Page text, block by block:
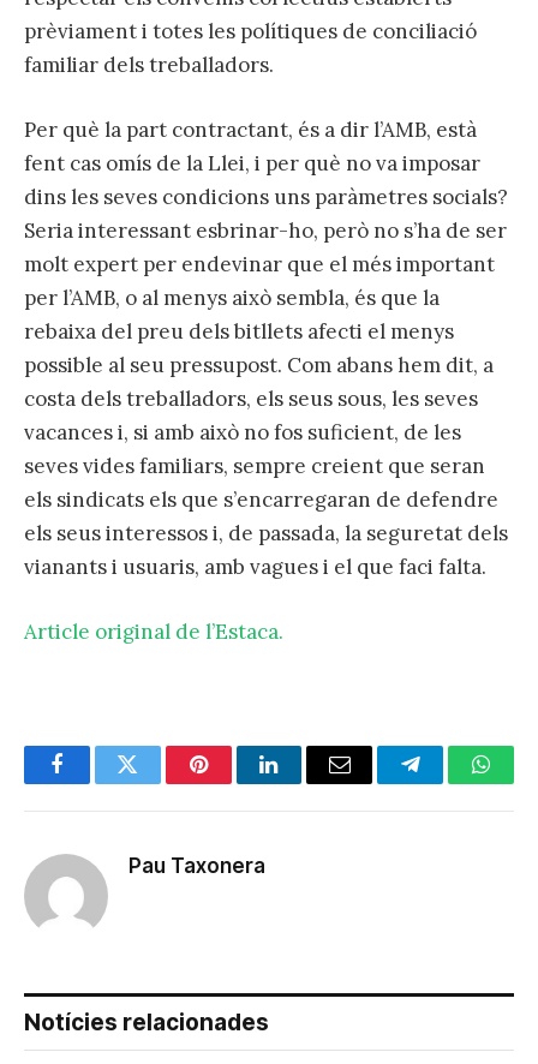
prèviament i totes les polítiques de conciliació
familiar dels treballadors.
Per què la part contractant, és a dir l’AMB, està
fent cas omís de la Llei, i per què no va imposar
dins les seves condicions uns paràmetres socials?
Seria interessant esbrinar-ho, però no s’ha de ser
molt expert per endevinar que el més important
per l’AMB, o al menys això sembla, és que la
rebaixa del preu dels bitllets afecti el menys
possible al seu pressupost. Com abans hem dit, a
costa dels treballadors, els seus sous, les seves
vacances i, si amb això no fos suficient, de les
seves vides familiars, sempre creient que seran
els sindicats els que s’encarregaran de defendre
els seus interessos i, de passada, la seguretat dels
vianants i usuaris, amb vagues i el que faci falta.
Article original de l’Estaca.
FacebookTwitter PinterestLinkedInEmail Telegram
Pau Taxonera
Notícies relacionades